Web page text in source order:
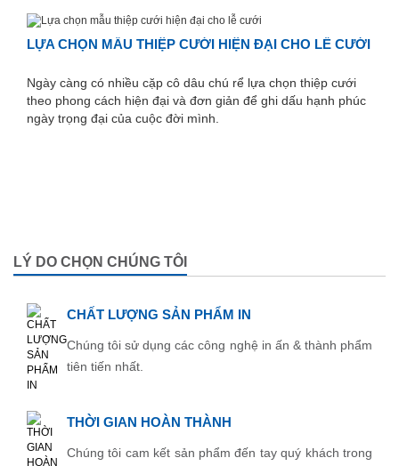
LỰA CHỌN MẪU THIỆP CƯỚI HIỆN ĐẠI CHO LỄ CƯỚI
Ngày càng có nhiều cặp cô dâu chú rể lựa chọn thiệp cưới
theo phong cách hiện đại và đơn giản để ghi dấu hạnh phúc
ngày trọng đại của cuộc đời mình.
LÝ DO CHỌN CHÚNG TÔI
CHẤT LƯỢNG SẢN PHẨM IN
Chúng tôi sử dụng các công nghệ in ấn & thành phẩm
tiên tiến nhất.
THỜI GIAN HOÀN THÀNH
Chúng tôi cam kết sản phẩm đến tay quý khách trong